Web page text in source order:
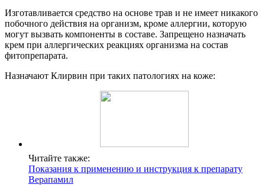
Изготавливается средство на основе трав и не имеет никакого
побочного действия на организм, кроме аллергии, которую
могут вызвать компоненты в составе. Запрещено назначать
крем при аллергических реакциях организма на состав
фитопрепарата.
Назначают Клирвин при таких патологиях на коже:
Читайте также:
Показания к применению и инструкция к препарату
Верапамил